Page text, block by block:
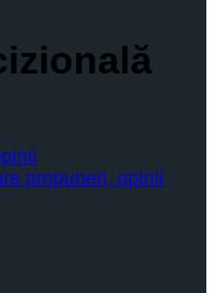
propuneri, opinii